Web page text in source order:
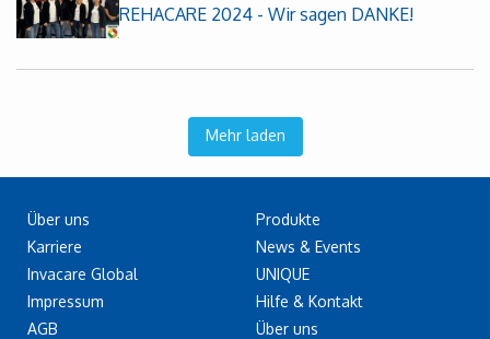
REHACARE 2024 - Wir sagen DANKE!
Mehr laden
Über uns
Karriere
Invacare Global
Impressum
AGB
Produkte
News & Events
UNIQUE
Hilfe & Kontakt
Über uns